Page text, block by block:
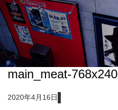
main_meat-768x240
2020年4月16日